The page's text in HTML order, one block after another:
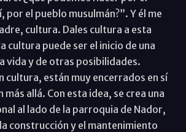
el pueblo musulmán?”. Y él me
cultura. Dales cultura a esta
cultura puede ser el inicio de una
vida y de otras posibilidades.
cultura, están muy encerrados en sí
más allá. Con esta idea, se crea una
al lado de la parroquia de Nador,
construcción y el mantenimiento